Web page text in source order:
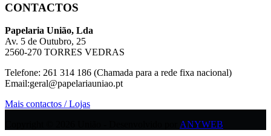
CONTACTOS
Papelaria União, Lda
Av. 5 de Outubro, 25
2560-270 TORRES VEDRAS
Telefone: 261 314 186 (Chamada para a rede fixa nacional)
Email:geral@papelariauniao.pt
Mais contactos / Lojas
ANYWEB